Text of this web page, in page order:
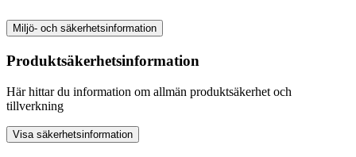
Miljö- och säkerhetsinformation
Produktsäkerhetsinformation
Här hittar du information om allmän produktsäkerhet och
tillverkning
Visa säkerhetsinformation